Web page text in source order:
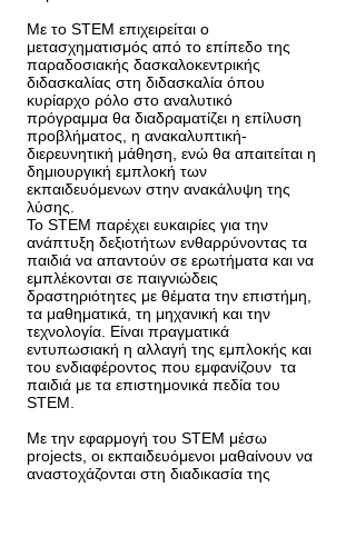
Με το STEM επιχειρείται ο
μετασχηματισμός από το επίπεδο της
παραδοσιακής δασκαλοκεντρικής
διδασκαλίας στη διδασκαλία όπου
κυρίαρχο ρόλο στο αναλυτικό
πρόγραμμα θα διαδραματίζει η επίλυση
προβλήματος, η ανακαλυπτική-
διερευνητική μάθηση, ενώ θα απαιτείται η
δημιουργική εμπλοκή των
εκπαιδευόμενων στην ανακάλυψη της
λύσης.
Το STEM παρέχει ευκαιρίες για την
ανάπτυξη δεξιοτήτων ενθαρρύνοντας τα
παιδιά να απαντούν σε ερωτήματα και να
εμπλέκονται σε παιγνιώδεις
δραστηριότητες με θέματα την επιστήμη,
τα μαθηματικά, τη μηχανική και την
τεχνολογία. Είναι πραγματικά
εντυπωσιακή η αλλαγή της εμπλοκής και
του ενδιαφέροντος που εμφανίζουν τα
παιδιά με τα επιστημονικά πεδία του
STEM.
Με την εφαρμογή του STEM μέσω
projects, οι εκπαιδευόμενοι μαθαίνουν να
αναστοχάζονται στη διαδικασία της